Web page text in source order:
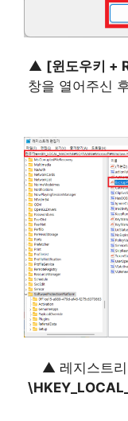
▲ [윈도우키 +
창을 열어주신
▲ 레지스트